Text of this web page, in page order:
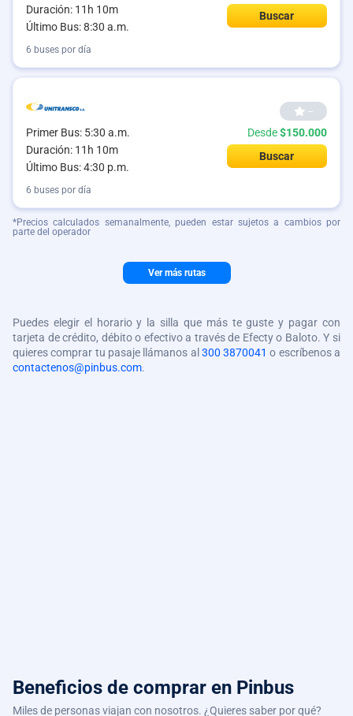
Duración: 11h 10m
Último Bus: 8:30 a.m.
Buscar
6 buses por día
Primer Bus: 5:30 a.m.
Duración: 11h 10m
Último Bus: 4:30 p.m.
--
Desde$150.000
Buscar
6 buses por día
*Precios calculados semanalmente, pueden estar sujetos a cambios por
parte del operador
Ver más rutas
Puedes elegir el horario y la silla que más te guste y pagar con
tarjeta de crédito, débito o efectivo a través de Efecty o Baloto. Y si
quieres comprar tu pasaje llámanos al300 3870041 o escríbenos a
contactenos@pinbus.com.
Beneficios de comprar en Pinbus
Miles de personas viajan con nosotros. ¿Quieres saber por qué?